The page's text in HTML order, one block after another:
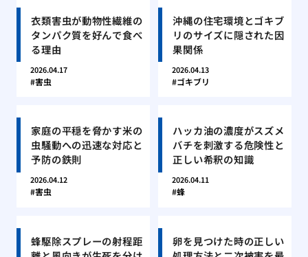
衣類害虫が動物性繊維の
タンパク質を好んで食べ
る理由
2026.04.17
害虫
沖縄の住宅環境とゴキブ
リのサイズに隠された因
果関係
2026.04.13
ゴキブリ
家庭の平穏を脅かす米の
虫騒動への迅速な対応と
予防の鉄則
2026.04.12
害虫
ハッカ油の濃度がスズメ
バチを刺激する危険性と
正しい希釈の知識
2026.04.11
蜂
蜂駆除スプレーの射程距
卵を見つけた時の正しい